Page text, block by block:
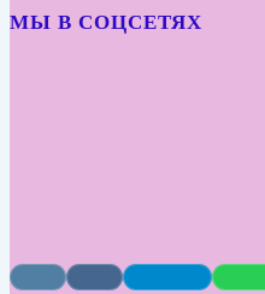
МЫ В СОЦСЕТЯХ